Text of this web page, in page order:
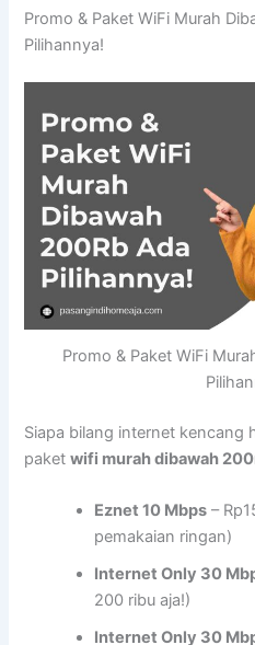
Promo & Paket WiFi Murah
Pilihannya!
Promo & Paket WiFi
Siapa bilang internet kencang
paketwifi murah dibawah
Eznet 10 Mbps –
pemakaian ringan)
Internet Only 30
200 ribu aja!)
Internet Only 30